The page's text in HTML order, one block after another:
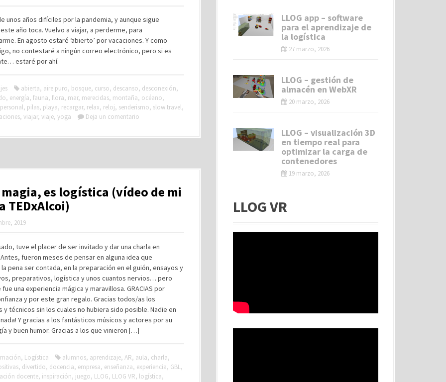
unos años difíciles por la pandemia, y aunque sigue
año toca. Vuelvo a viajar, a perderme, para
En agosto estaré ‘abierto’ por vacaciones. Y como
no contestaré a ningún correo electrónico, pero si es
estaré por ahí.
abierta, aire puro, bosque, curso, descanso, desconexión,
, energía, fauna, flora, mar, merecidas, montaña, océano,
personal, pilas, playa, recargar, relax, reloj, senderismo, slow travel,
, viajar, viaje, yoga Deja un comentario
magia, es logística (vídeo de mi
TEDxAlcoi)
2019
tuve el placer de ser invitado y dar una charla en
Antes, fueron meses de pensar en alguna idea que
pena ser contada, en la preparación en el guión, ensayos y
preparativos, logística y unos cuantos nervios… pero
una experiencia mágica y maravillosa. GRACIAS por
y por este gran regalo. Gracias todos/as los
y técnicos sin los cuales no hubiera sido posible. Nadie en
nada! Y gracias a los fantásticos músicos y actores por su
y buen humor. Gracias a los que vinieron […]
, Logística alumnos, aprendizaje, AR, aula, charla,
, divertido, docencia, empresa, enseñanza, experiencia, GBL,
docente, inspiración, juego, LLOG, LLOG VR, logística,
LLOG app – software
para el aprendizaje de
la logística
27 marzo, 2026
LLOG – gestión de
almacén en WebXR
20 marzo, 2026
LLOG – visualización 3D
en tiempo real para
optimizar la carga de
contenedores
19 marzo, 2026
LLOG VR